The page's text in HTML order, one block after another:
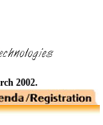
2002.